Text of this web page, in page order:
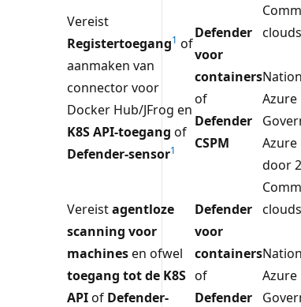
Vereist
Registertoegang1 of
aanmaken van
connector voor
Docker Hub/JFrog en
K8S API-toegang of
Defender-sensor1
Defender
voor
containers
of
Defender
CSPM
clouds
Azure
Azure
door
Vereistagentloze
scanning voor
machinesen ofwel
toegang tot de K8S
APIof Defender-
Defender
voor
containers
of
Defender
clouds
Azure